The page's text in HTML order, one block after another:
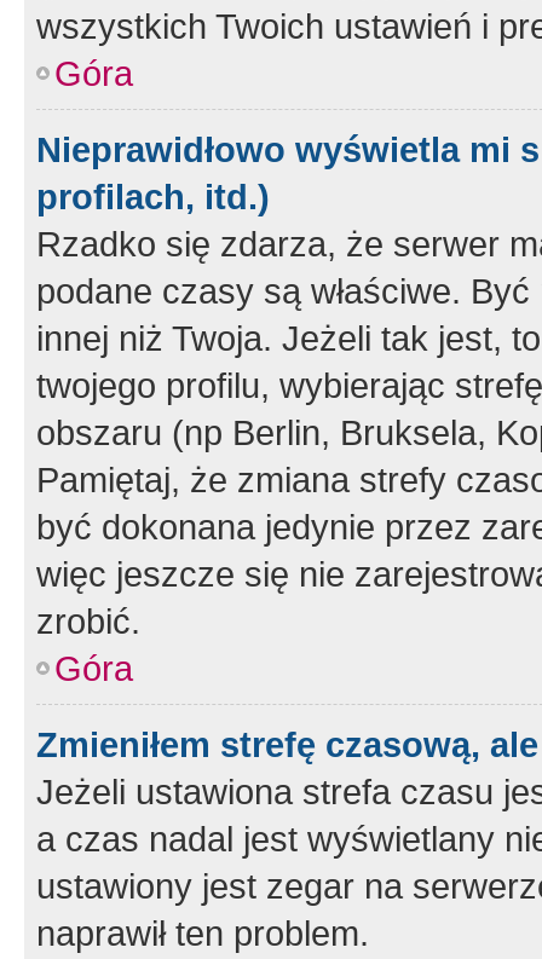
wszystkich Twoich ustawień i
Góra
Nieprawidłowo wyświetla mi
profilach, itd.)
Rzadko się zdarza, że serwer
podane czasy są właściwe.
innej niż Twoja. Jeżeli tak jest,
twojego profilu, wybierając
obszaru (np Berlin, Bruksela,
Pamiętaj, że zmiana strefy
być dokonana jedynie przez
więc jeszcze się nie
zrobić.
Góra
Zmieniłem strefę czasową,
Jeżeli ustawiona strefa czasu
a czas nadal jest wyświetlany
ustawiony jest zegar na
naprawił ten problem.